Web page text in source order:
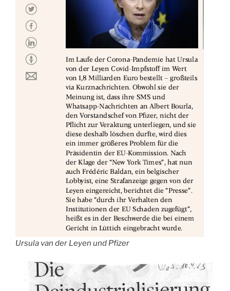
Ursula van der Leyen und Pfizer